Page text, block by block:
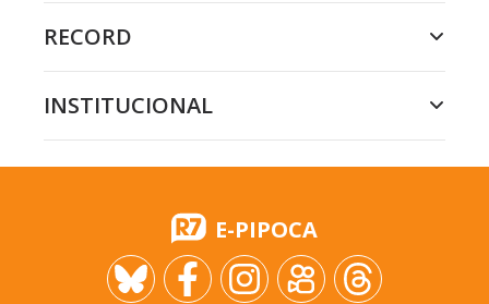
RECORD
INSTITUCIONAL
E-PIPOCA